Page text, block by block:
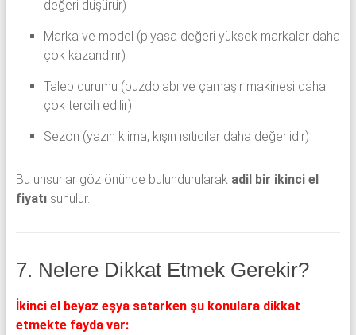
değeri düşürür)
Marka ve model (piyasa değeri yüksek markalar daha
çok kazandırır)
Talep durumu (buzdolabı ve çamaşır makinesi daha
çok tercih edilir)
Sezon (yazın klima, kışın ısıtıcılar daha değerlidir)
Bu unsurlar göz önünde bulundurularak adil bir ikinci el
fiyatısunulur.
7. Nelere Dikkat Etmek Gerekir?
İkinci el beyaz eşya satarken şu konulara dikkat
etmekte fayda var: